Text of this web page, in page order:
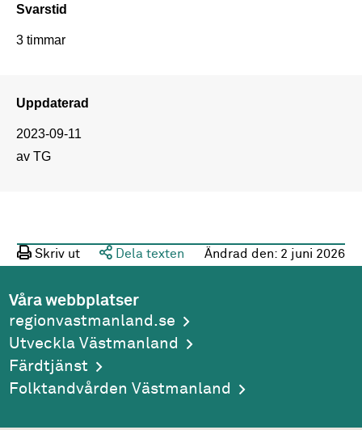
Svarstid
3 timmar
Uppdaterad
2023-09-11
av TG
Skriv ut Dela texten Ändrad den: 2 juni 2026
Våra webbplatser
regionvastmanland.se
Utveckla Västmanland
Färdtjänst
Folktandvården Västmanland